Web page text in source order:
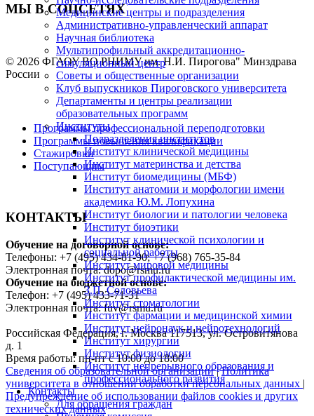
Медицинские центры и подразделения
Административно-управленческий аппарат
Научная библиотека
Мультипрофильный аккредитационно-
симуляционный центр
Советы и общественные организации
Клуб выпускников Пироговского университета
Департаменты и центры реализации
образовательных программ
Институты
Подразделения институтов
Институт клинической медицины
Институт материнства и детства
Институт биомедицины (МБФ)
Институт анатомии и морфологии имени
академика Ю.М. Лопухина
Институт биологии и патологии человека
Институт биоэтики
Институт клинической психологии и
социальной работы
Институт мировой медицины
Институт профилактической медицины им.
З.П. Соловьева
Институт стоматологии
Институт фармации и медицинской химии
Институт нейронаук и нейротехнологий
Институт хирургии
Институт физиологии
Институт непрерывного образования и
профессионального развития
Контакты
Для обращения граждан
МЫ В СОЦСЕТЯХ
© 2026 ФГАОУ ВО РНИМУ им. Н.И. Пирогова" Минздрава
России
Программы профессиональной переподготовки
Программы повышения квалификации
Стажировки
Поступающим
КОНТАКТЫ
Обучение на договорной основе:
Телефоны: +7 (495) 434-81-90; +7 (968) 765-35-84
Электронная почта: dopo@rsmu.ru
Обучение на бюджетной основе:
Телефон: +7 (495) 433-71-31
Электронная почта: fuv@rsmu.ru
Российская Федерация, г. Москва 117513, ул. Островитянова
д. 1
Время работы: пн-пт с 10:00 до 18:00
Сведения об образовательной организации|Политика
университета в отношении обработки персональных данных |
Предупреждение об использовании файлов cookies и других
технических данных